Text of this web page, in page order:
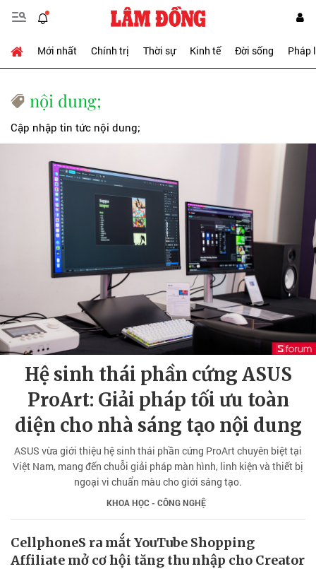
Mới nhất Chính trị Thời sự Kinh tế Đời sống Pháp
nội dung;
Cập nhập tin tức nội dung;
Hệ sinh thái phần cứng ASUS
ProArt: Giải pháp tối ưu toàn
diện cho nhà sáng tạo nội dung
ASUS vừa giới thiệu hệ sinh thái phần cứng ProArt chuyên biệt tại
Việt Nam, mang đến chuỗi giải pháp màn hình, linh kiện và thiết bị
ngoại vi chuẩn màu cho giới sáng tạo.
KHOA HỌC - CÔNG NGHỆ
CellphoneS ra mắt YouTube Shopping
Affiliate mở cơ hội tăng thu nhập cho Creator